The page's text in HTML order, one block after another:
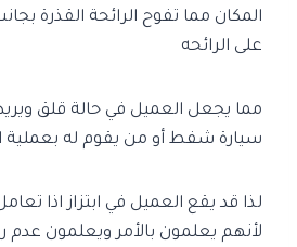
المكان مما تفوح الرائحة القذرة
على الرائحه
مما يجعل العميل في حالة قلق
سيارة شفط أو من يقوم له بعملية
لذا قد يقع العميل في ابتزاز اذا
لأنهم يعلمون بالأمر ويعلمون